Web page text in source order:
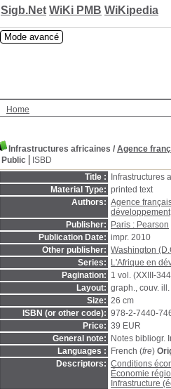
Sigb.Net WiKi PMB WiKipedia
Mode avancé
Home
Infrastructures africaines / Agence
Public
ISBD
Title :
Infrastructures
Material Type: printed text
Authors: Agence
développement
Publisher:
Paris : Pearson
Publication Date: impr. 2010
Other publisher: Washington
Series:
L'Afrique en
Pagination: 1 vol. (XXIII-
Layout: graph., couv.
Size: 26 cm
ISBN (or other code): 978-2-7440-
Price: 39 EUR
General note:
Notes bibliogr.
Languages :
French (fre)
Descriptors: Conditions
Économie
Infrastructure